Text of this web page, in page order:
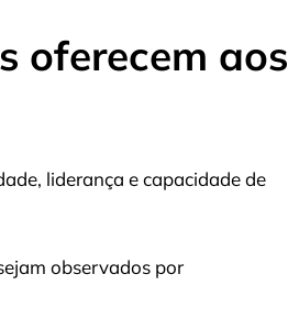
oferecem aos
liderança e capacidade de
observados por